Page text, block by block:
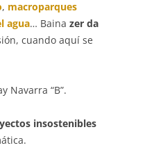
, macroparques
agua… Bainazer da
cuando aquí se
Navarra “B”.
insostenibles